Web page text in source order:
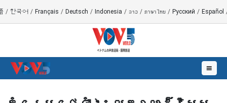
/ 한국어 / Français / Deutsch / Indonesia / ລາວ / ภาษาไทย / Русский / Español
☰